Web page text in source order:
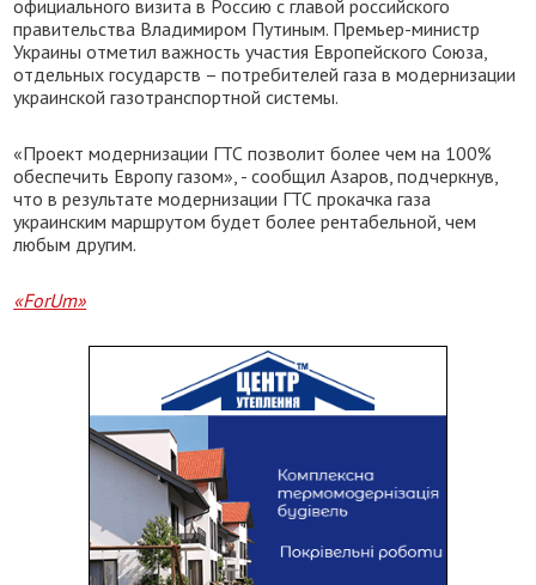
официального визита в Россию с главой российского
правительства Владимиром Путиным. Премьер-министр
Украины отметил важность участия Европейского Союза,
отдельных государств – потребителей газа в модернизации
украинской газотранспортной системы.
«Проект модернизации ГТС позволит более чем на 100%
обеспечить Европу газом», - сообщил Азаров, подчеркнув,
что в результате модернизации ГТС прокачка газа
украинским маршрутом будет более рентабельной, чем
любым другим.
«ForUm»